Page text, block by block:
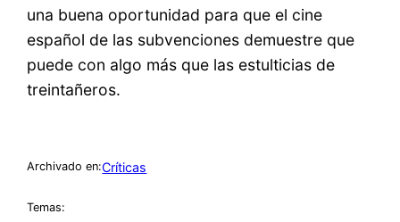
una buena oportunidad para que el cine
español de las subvenciones demuestre que
puede con algo más que las estulticias de
treintañeros.
Archivado en:Críticas
Temas: